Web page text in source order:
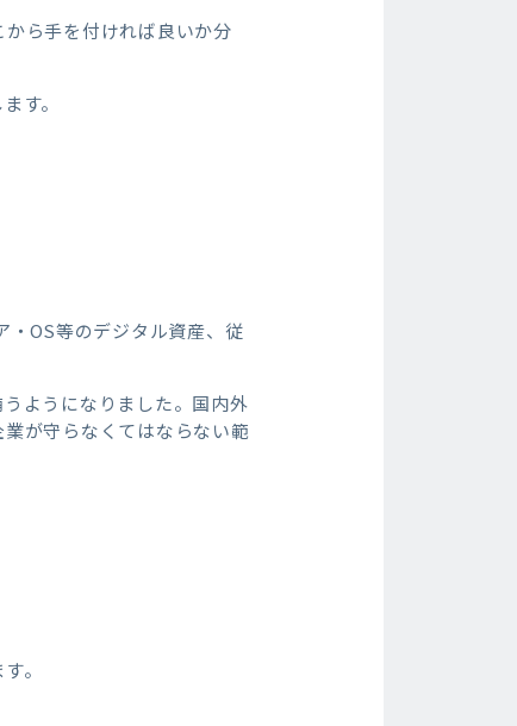
ら手を付ければ良いか分
す。
・OS等のデジタル資産、従
ようになりました。国内外
が守らなくてはならない範
。